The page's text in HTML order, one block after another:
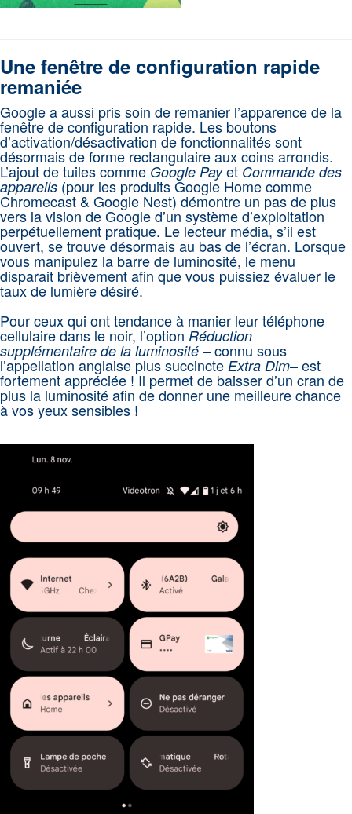
Une fenêtre de configuration rapide
remaniée
Google a aussi pris soin de remanier l’apparence de la
fenêtre de configuration rapide. Les boutons
d’activation/désactivation de fonctionnalités sont
désormais de forme rectangulaire aux coins arrondis.
L’ajout de tuiles comme Google Payet Commande des
appareils (pour les produits Google Home comme
Chromecast & Google Nest) démontre un pas de plus
vers la vision de Google d’un système d’exploitation
perpétuellement pratique. Le lecteur média, s’il est
ouvert, se trouve désormais au bas de l’écran. Lorsque
vous manipulez la barre de luminosité, le menu
disparait brièvement afin que vous puissiez évaluer le
taux de lumière désiré.
Pour ceux qui ont tendance à manier leur téléphone
cellulaire dans le noir, l’option Réduction
supplémentaire de la luminosité – connu sous
l’appellation anglaise plus succincte Extra Dim– est
fortement appréciée ! Il permet de baisser d’un cran de
plus la luminosité afin de donner une meilleure chance
à vos yeux sensibles !